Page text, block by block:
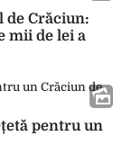
de Crăciun:
mii de lei a
pentru un